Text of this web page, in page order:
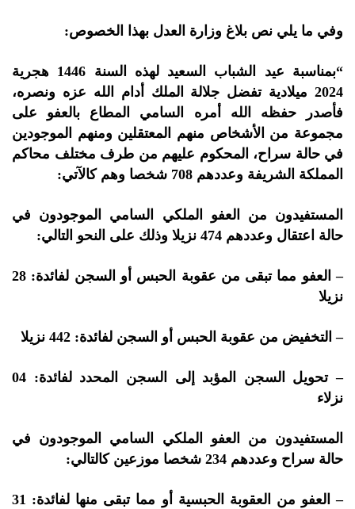
وفي ما يلي نص بلاغ وزارة العدل بهذا الخصوص:
“بمناسبة عيد الشباب السعيد لهذه السنة 1446 هجرية
2024 ميلادية تفضل جلالة الملك أدام الله عزه ونصره،
فأصدر حفظه الله أمره السامي المطاع بالعفو على
مجموعة من الأشخاص منهم المعتقلين ومنهم الموجودين
في حالة سراح، المحكوم عليهم من طرف مختلف محاكم
المملكة الشريفة وعددهم 708 شخصا وهم كالآتي:
المستفيدون من العفو الملكي السامي الموجودون في
حالة اعتقال وعددهم 474 نزيلا وذلك على النحو التالي:
– العفو مما تبقى من عقوبة الحبس أو السجن لفائدة: 28
نزيلا
– التخفيض من عقوبة الحبس أو السجن لفائدة: 442 نزيلا
– تحويل السجن المؤبد إلى السجن المحدد لفائدة: 04
نزلاء
المستفيدون من العفو الملكي السامي الموجودون في
حالة سراح وعددهم 234 شخصا موزعين كالتالي:
– العفو من العقوبة الحبسية أو مما تبقى منها لفائدة: 31